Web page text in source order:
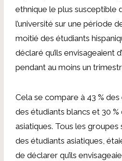
ethnique le plus susceptible
l’université sur une période
moitié des étudiants
déclaré qu’ils envisageaient
pendant au moins un
Cela se compare à 43 % des
des étudiants blancs et 30 %
asiatiques. Tous les groupes
des étudiants asiatiques,
de déclarer qu’ils